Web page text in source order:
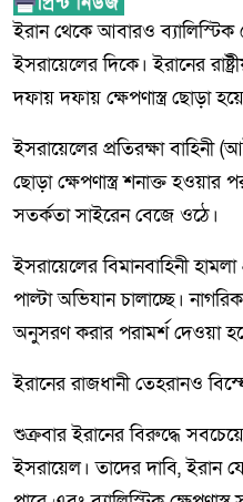
ইরান থেকে আবারও ব্যালিস্টিক
ইসরায়েলের দিকে। ইরানের
দফায় দফায় ক্ষেপণাস্ত্র ছোড়া
ইসরায়েলের প্রতিরক্ষা বাহিনী
ছোড়া ক্ষেপণাস্ত্র শনাক্ত হওয়ার
সতর্কতা সাইরেন বেজে ওঠে।
ইসরায়েলের বিমানবাহিনী
পাল্টা অভিযান চালাচ্ছে।
অনুসরণ করার পরামর্শ দেওয়া
ইরানের রাজধানী তেহরানও
শুক্রবার ইরানের বিরুদ্ধে
ইসরায়েল। তাদের দাবি, ইরান